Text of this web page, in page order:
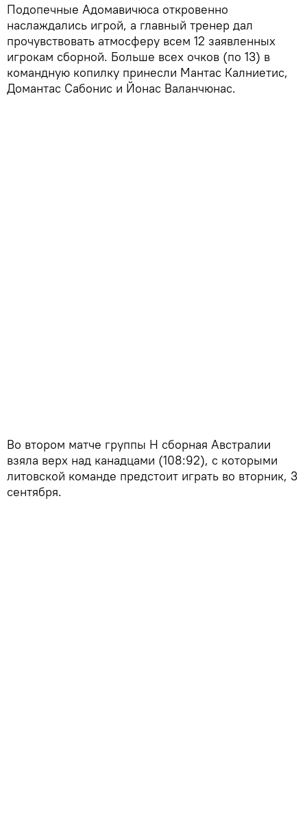
Подопечные Адомавичюса откровенно
наслаждались игрой, а главный тренер дал
прочувствовать атмосферу всем 12 заявленных
игрокам сборной. Больше всех очков (по 13) в
командную копилку принесли Мантас Калниетис,
Домантас Сабонис и Йонас Валанчюнас.
Во втором матче группы Н сборная Австралии
взяла верх над канадцами (108:92), с которыми
литовской команде предстоит играть во вторник, 3
сентября.